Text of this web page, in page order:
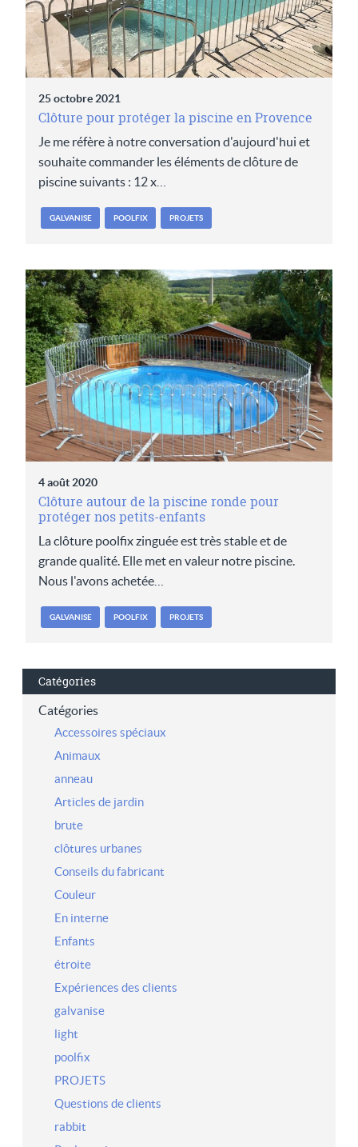
25 octobre 2021
Clôture pour protéger la piscine en Provence
Je me réfère à notre conversation d'aujourd'hui et
souhaite commander les éléments de clôture de
piscine suivants : 12 x…
GALVANISE POOLFIX PROJETS
4 août 2020
Clôture autour de la piscine ronde pour
protéger nos petits-enfants
La clôture poolfix zinguée est très stable et de
grande qualité. Elle met en valeur notre piscine.
Nous l'avons achetée…
GALVANISE POOLFIX PROJETS
Catégories
Catégories
Accessoires spéciaux
Animaux
anneau
Articles de jardin
brute
clôtures urbanes
Conseils du fabricant
Couleur
En interne
Enfants
étroite
Expériences des clients
galvanise
light
poolfix
PROJETS
Questions de clients
rabbit